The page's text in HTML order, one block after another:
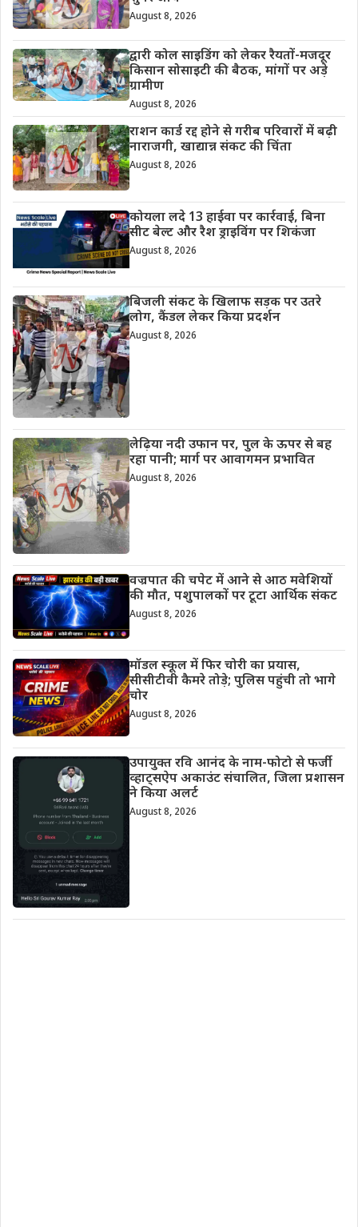
August 8, 2026
द्वारी कोल साइडिंग को लेकर रैयतों-मजदूर
किसान सोसाइटी की बैठक, मांगों पर अड़े
ग्रामीण
August 8, 2026
राशन कार्ड रद्द होने से गरीब परिवारों में बढ़ी
नाराजगी, खाद्यान्न संकट की चिंता
August 8, 2026
कोयला लदे 13 हाईवा पर कार्रवाई, बिना
सीट बेल्ट और रैश ड्राइविंग पर शिकंजा
August 8, 2026
बिजली संकट के खिलाफ सड़क पर उतरे
लोग, कैंडल लेकर किया प्रदर्शन
August 8, 2026
लेढ़िया नदी उफान पर, पुल के ऊपर से बह
रहा पानी; मार्ग पर आवागमन प्रभावित
August 8, 2026
वज्रपात की चपेट में आने से आठ मवेशियों
की मौत, पशुपालकों पर टूटा आर्थिक संकट
August 8, 2026
मॉडल स्कूल में फिर चोरी का प्रयास,
सीसीटीवी कैमरे तोड़े; पुलिस पहुंची तो भागे
चोर
August 8, 2026
उपायुक्त रवि आनंद के नाम-फोटो से फर्जी
व्हाट्सऐप अकाउंट संचालित, जिला प्रशासन
ने किया अलर्ट
August 8, 2026